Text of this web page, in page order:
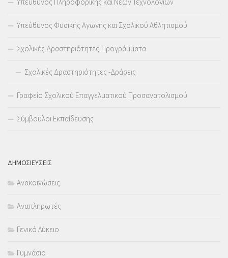
Υπεύθυνος Φυσικής Αγωγής και Σχολικού Αθλητισμού
Σχολικές Δραστηριότητες-Προγράμματα
Σχολικές Δραστηριότητες -Δράσεις
Γραφείο Σχολικού Επαγγελματικού Προσανατολισμού
Σύμβουλοι Εκπαίδευσης
ΔΗΜΟΣΙΕΥΣΕΙΣ
Ανακοινώσεις
Αναπληρωτές
Γενικό Λύκειο
Γυμνάσιο